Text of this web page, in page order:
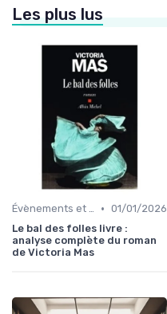
Les plus lus
Évènements et prix litéraires • 01/01/2026
Le bal des folles livre :
analyse complète du roman
de Victoria Mas